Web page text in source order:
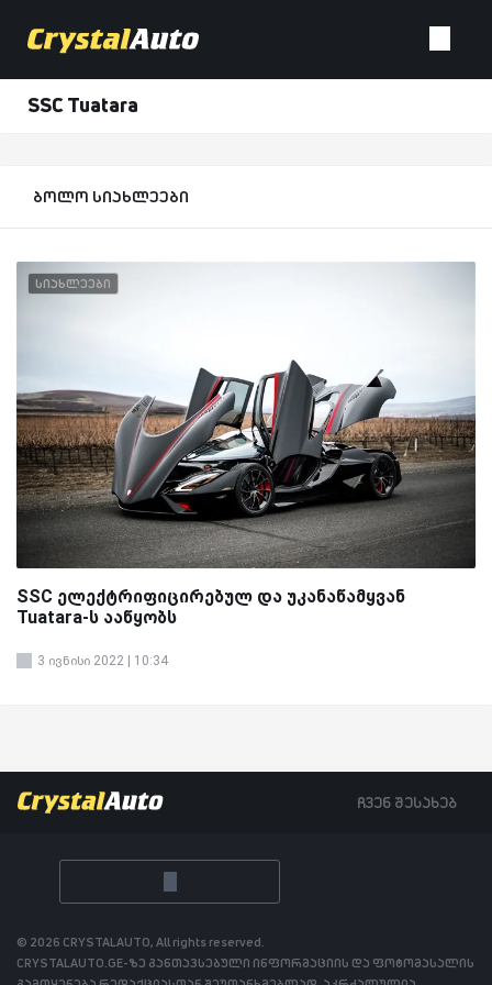
SSC Tuatara
ბოლო სიახლეები
სიახლეები
SSC ელექტრიფიცირებულ და უკანაწამყვან
Tuatara-ს ააწყობს
3 ივნისი 2022 | 10:34
ჩვენ შესახებ
© 2026 CRYSTALAUTO, All rights reserved.
CRYSTALAUTO.GE-ზე განთავსებული ინფორმაციის და ფოტომასალის